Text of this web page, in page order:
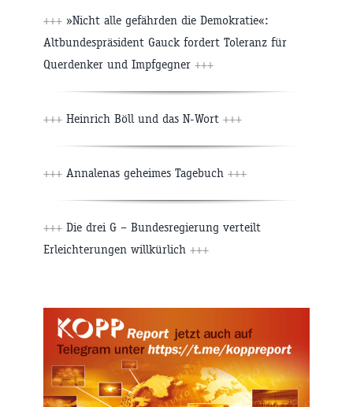
+++ »Nicht alle gefährden die Demokratie«:
Altbundespräsident Gauck fordert Toleranz für
Querdenker und Impfgegner +++
+++ Heinrich Böll und das N-Wort +++
+++ Annalenas geheimes Tagebuch +++
+++ Die drei G – Bundesregierung verteilt
Erleichterungen willkürlich +++